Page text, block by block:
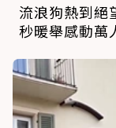
流浪狗熱到
秒暖舉感動萬